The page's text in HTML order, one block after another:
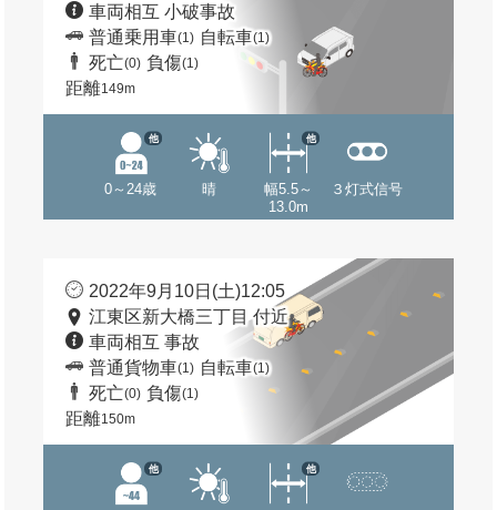
車両相互 小破事故
普通乗用車(1) 自転車(1)
死亡(0) 負傷(1)
距離149m
0～24歳
他
晴
幅5.5～
13.0m
他
３灯式信号
2022年9月10日(土)12:05
江東区新大橋三丁目 付近
車両相互 事故
普通貨物車(1) 自転車(1)
死亡(0) 負傷(1)
距離150m
他 他